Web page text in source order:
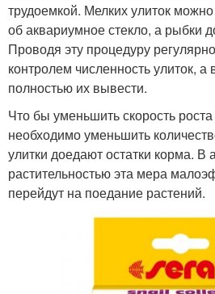
трудоемкой. Мелких улиток
об аквариумное стекло, а рыбки
Проводя эту процедуру
контролем численность улиток, а
полностью их вывести.
Что бы уменьшить скорость
необходимо уменьшить
улитки доедают остатки корма. В
растительностью эта мера
перейдут на поедание растений.